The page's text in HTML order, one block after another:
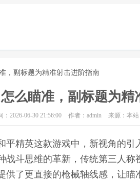
，副标题为精准射击进阶指南
么瞄准，副标题为精
：2026-06-30 21:56:00 作者：admin 来源：本站
精英这款游戏中，新视角的引
战斗思维的革新，传统第三人称
供了更直接的枪械轴线感，让瞄